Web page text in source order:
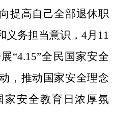
提高自己全部退休职
义务担当意识，4月11
“4.15”全民国家安全
，推动国家安全理念
安全教育日浓厚氛